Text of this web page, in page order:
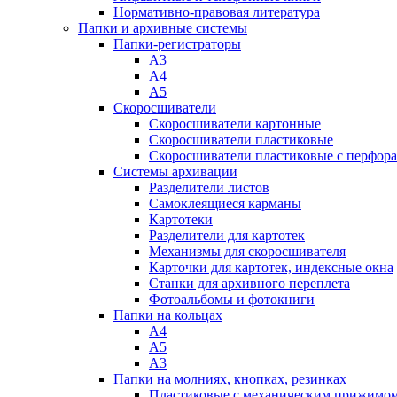
Нормативно-правовая литература
Папки и архивные системы
Папки-регистраторы
А3
А4
А5
Скоросшиватели
Скоросшиватели картонные
Скоросшиватели пластиковые
Скоросшиватели пластиковые с
Системы архивации
Разделители листов
Самоклеящиеся карманы
Картотеки
Разделители для картотек
Механизмы для скоросшивателя
Карточки для картотек, индексные окна
Станки для архивного переплета
Фотоальбомы и фотокниги
Папки на кольцах
А4
А5
А3
Папки на молниях, кнопках, резинках